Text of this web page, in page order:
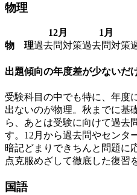
物理
12月 1月
物 理過去問対策過去問対策
出題傾向の年度差が少ないだ
受験科目の中でも特に、年度
出ないのが物理。秋までに基
ら、あとは受験に向けて過去
す。12月から過去問やセンタ
暗記どまりできちんと問題に
点克服めざして徹底した復習を
国語